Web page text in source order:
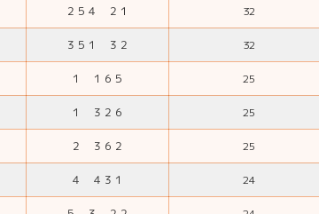
２５４ ２１ 32
３５１ ３２ 32
１ １６５ 25
１ ３２６ 25
２ ３６２ 25
４ ４３１ 24